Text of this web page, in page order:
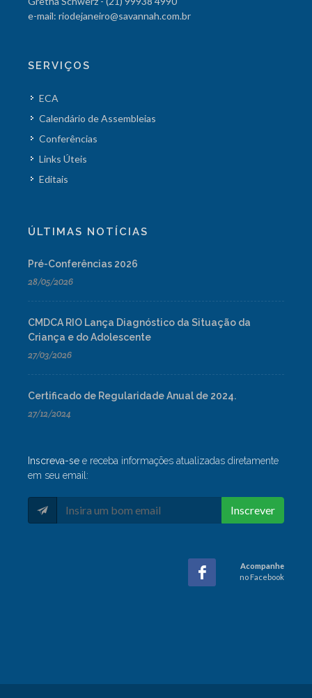
e-mail: riodejaneiro@savannah.com.br
SERVIÇOS
ECA
Calendário de Assembleias
Conferências
Links Úteis
Editais
ÚLTIMAS NOTÍCIAS
Pré-Conferências 2026
28/05/2026
CMDCA RIO Lança Diagnóstico da Situação da
Criança e do Adolescente
27/03/2026
Certificado de Regularidade Anual de 2024.
27/12/2024
Inscreva-se e receba informações atualizadas diretamente
em seu email:
Inscrever
Acompanhe
no Facebook